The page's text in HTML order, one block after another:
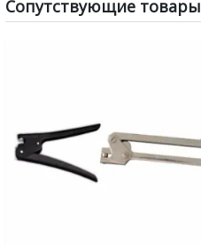
Сопутствующие товары